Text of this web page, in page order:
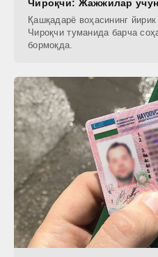
Чироқчи: Жажжилар
Қашқадарё воҳасининг
Чироқчи туманида барча
бормоқда.